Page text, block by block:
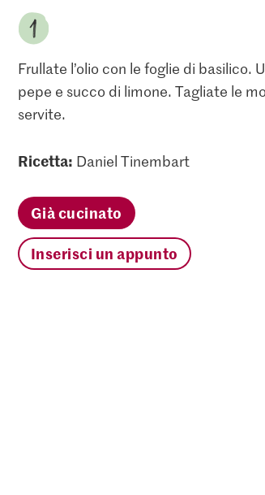
Frullate l’olio con le foglie di basilico.
pepe e succo di limone. Tagliate le
servite.
Ricetta: Daniel Tinembart
Già cucinato
Inserisci un appunto